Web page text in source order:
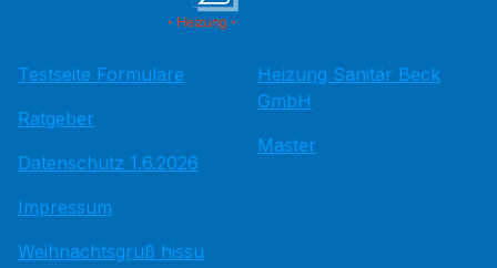
Testseite Formulare
Ratgeber
Datenschutz 1.6.2026
Impressum
Weihnachtsgruß hissu
Heizung Sanitär Beck
GmbH
Master